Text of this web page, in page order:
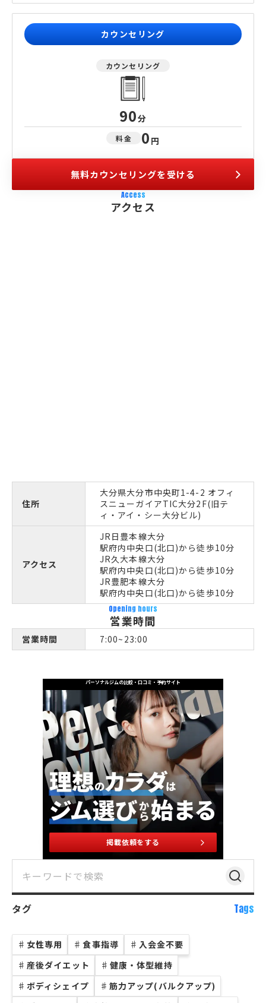
カウンセリング
カウンセリング
90分
料金 0 円
無料カウンセリングを受ける
Access
アクセス
住所
大分県大分市中央町1-4-2 オフィ
スニューガイアTIC大分2F(旧テ
ィ・アイ・シー大分ビル)
アクセス
JR日豊本線大分
駅府内中央口(北口)から徒歩10分
JR久大本線大分
駅府内中央口(北口)から徒歩10分
JR豊肥本線大分
駅府内中央口(北口)から徒歩10分
Opening hours
営業時間
営業時間 7:00~23:00
パーソナルジムの比較・口コミ・予約サイト
掲載依頼をする
タグ Tags
♯ 女性専用 ♯ 食事指導 ♯ 入会金不要
♯ 産後ダイエット ♯ 健康・体型維持
♯ ボディシェイプ ♯ 筋力アップ(バルクアップ)